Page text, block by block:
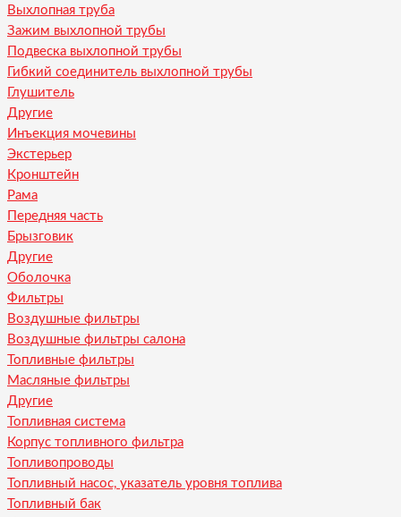
Выхлопная труба
Зажим выхлопной трубы
Подвеска выхлопной трубы
Гибкий соединитель выхлопной трубы
Глушитель
Другие
Инъекция мочевины
Экстерьер
Кронштейн
Рама
Передняя часть
Брызговик
Другие
Оболочка
Фильтры
Воздушные фильтры
Воздушные фильтры салона
Топливные фильтры
Масляные фильтры
Другие
Топливная система
Корпус топливного фильтра
Топливопроводы
Топливный насос, указатель уровня топлива
Топливный бак